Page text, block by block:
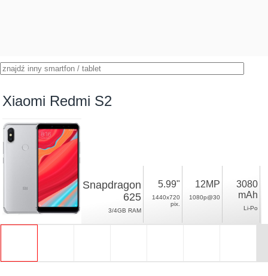
Xiaomi Redmi S2
Snapdragon
625
3/4GB RAM
5.99"
1440x720
pix.
12MP
1080p@30
3080
mAh
Li-Po